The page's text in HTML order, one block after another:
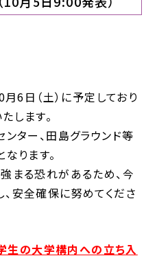
6日（土）に予定しており
します。
ター、田島グラウンド等
ります。
まる恐れがあるため、今
安全確保に努めてくださ
生の大学構内への立ち入